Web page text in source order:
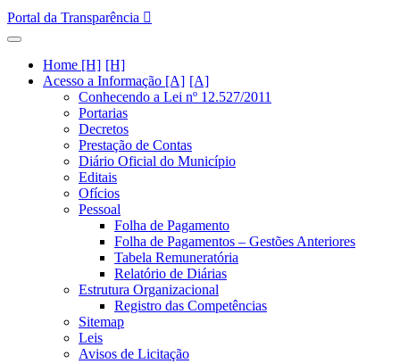
Portal da Transparência
Home [H]
Acesso a Informação [A]
Conhecendo a Lei nº 12.527/2011
Portarias
Decretos
Prestação de Contas
Diário Oficial do Município
Editais
Ofícios
Pessoal
Folha de Pagamento
Folha de Pagamentos – Gestões Anteriores
Tabela Remuneratória
Relatório de Diárias
Estrutura Organizacional
Registro das Competências
Sitemap
Leis
Avisos de Licitação